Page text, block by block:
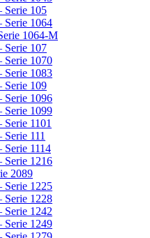
Serie 105
Serie 1064
1064-M
Serie 107
Serie 1070
Serie 1083
Serie 109
Serie 1096
Serie 1099
1101
111
Serie 1114
Serie 1216
2089
Serie 1225
Serie 1228
Serie 1242
Serie 1249